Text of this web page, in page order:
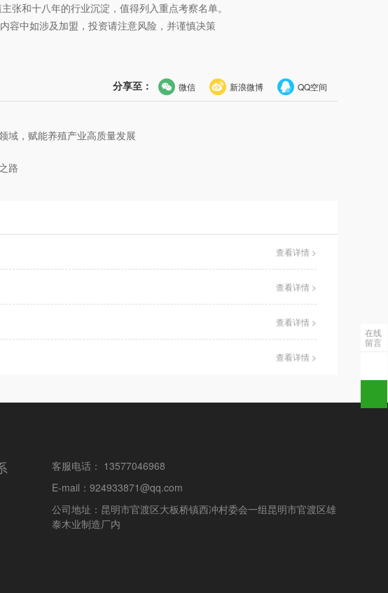
张和十八年的行业沉淀，值得列入重点考察名单。
容中如涉及加盟，投资请注意风险，并谨慎决策
分享至： 微信 新浪微博 QQ空间
，赋能养殖产业高质量发展
路
查看详情 >
查看详情 >
查看详情 >
查看详情 >
客服电话： 13577046968
E-mail：924933871@qq.com
公司地址：昆明市官渡区大板桥镇西冲村委会一组昆明市官渡区雄
泰木业制造厂内
在线
留言